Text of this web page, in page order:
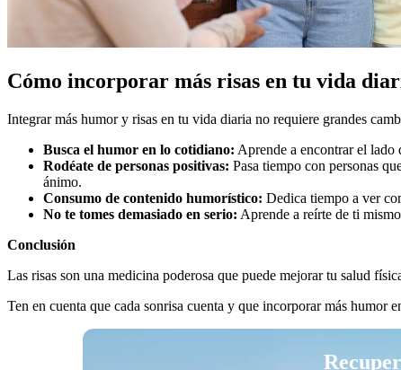
Cómo incorporar más risas en tu vida
Integrar más humor y risas en tu vida diaria no requiere grandes
Busca el humor en lo cotidiano: Aprende a encontrar el lado
Rodéate de personas positivas: Pasa tiempo con personas
ánimo.
Consumo de contenido humorístico: Dedica tiempo a ver
No te tomes demasiado en serio: Aprende a reírte de ti
Conclusión
Las risas son una medicina poderosa que puede mejorar tu salud
Ten en cuenta que cada sonrisa cuenta y que incorporar más humor